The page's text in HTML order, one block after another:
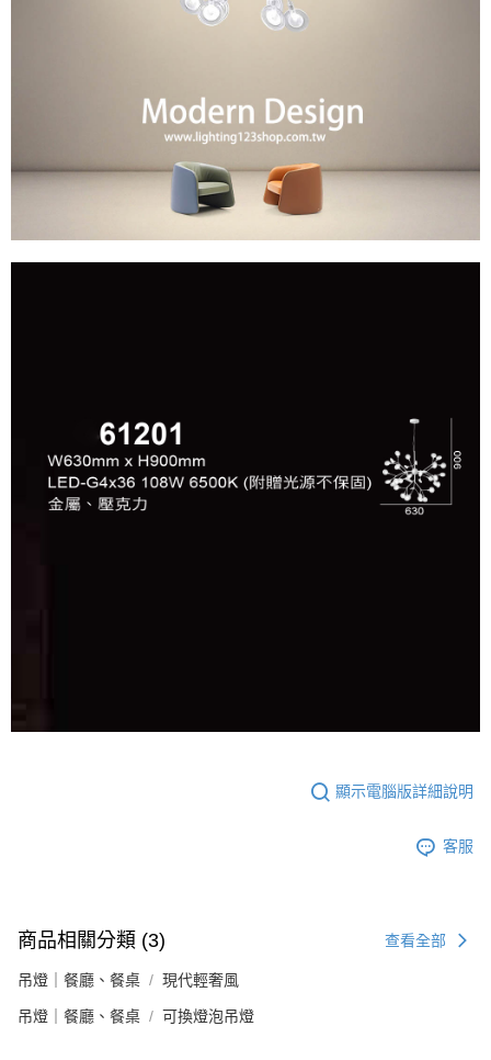
顯示電腦版詳細說明
客服
商品相關分類 (3) 查看全部
吊燈｜餐廳、餐桌 現代輕奢風
吊燈｜餐廳、餐桌 可換燈泡吊燈